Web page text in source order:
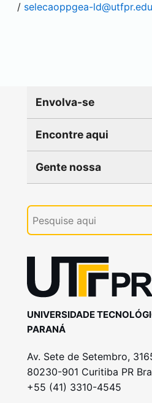
/ selecaoppgea-
Envolva-se
Encontre aqui
Gente nossa
UNIVERSIDADE
PARANÁ
Av. Sete de Setembro,
80230-901 Curitiba PR
+55 (41) 3310-4545